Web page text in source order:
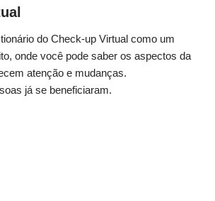
do Check-up Virtual como um
onde você pode saber os aspectos da
atenção e mudanças.
já se beneficiaram.